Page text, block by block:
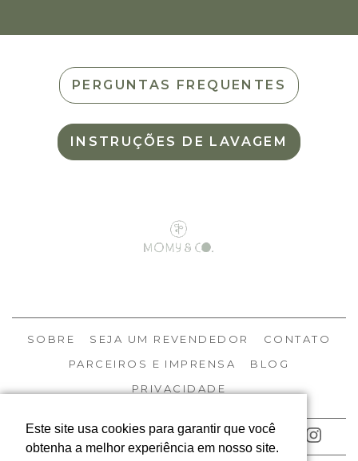
Este site usa cookies para garantir que você
obtenha a melhor experiência em nosso site.
PERGUNTAS FREQUENTES
INSTRUÇÕES DE LAVAGEM
SOBRE SEJA UM REVENDEDOR
CONTATO
PARCEIROS E IMPRENSA
BLOG
PRIVACIDADE
ACOMPANHE NOSSAS REDES